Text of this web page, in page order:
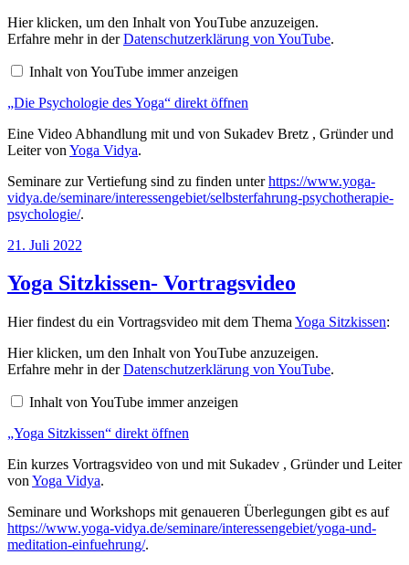
„Die
Psychologie
des
von
anzeigen
Hier klicken, um den Inhalt von YouTube anzuzeigen.
Erfahre mehr in derDatenschutzerklärung von YouTube.
Inhalt von YouTube immer anzeigen
„Die Psychologie des Yoga“ direkt öffnen
Eine Video Abhandlung mit und von Sukadev Bretz , Gründer und
Leiter von Yoga Vidya.
Seminare zur Vertiefung sind zu finden unterhttps://www.yoga-
vidya.de/seminare/interessengebiet/selbsterfahrung-psychotherapie-
psychologie/.
Veröffentlicht
21. Juli 2022
Yoga Sitzkissen- Vortragsvideo
Hier findest du ein Vortragsvideo mit dem Thema Yoga Sitzkissen:
„Yoga
Sitzkissen“
von
YouTube
anzeigen
Hier klicken, um den Inhalt von YouTube anzuzeigen.
Erfahre mehr in derDatenschutzerklärung von YouTube.
Inhalt von YouTube immer anzeigen
„Yoga Sitzkissen“ direkt öffnen
Ein kurzes Vortragsvideo von und mit Sukadev , Gründer und Leiter
von Yoga Vidya.
Seminare und Workshops mit genaueren Überlegungen gibt es auf
https://www.yoga-vidya.de/seminare/interessengebiet/yoga-und-
meditation-einfuehrung/.